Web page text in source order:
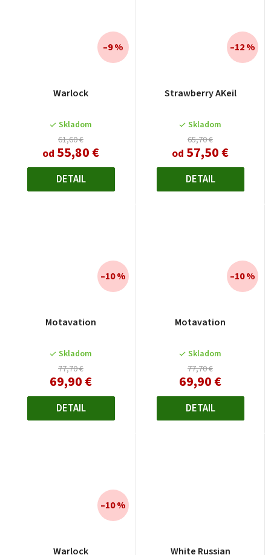
Warlock
Skladom
61,60 €
od 55,80 €
–9 %
DETAIL
Strawberry AKeil
Skladom
65,70 €
od 57,50 €
–12 %
DETAIL
Motavation
Skladom
77,70 €
69,90 €
–10 %
DETAIL
Motavation
Skladom
77,70 €
69,90 €
–10 %
DETAIL
Warlock
–10 %
White Russian